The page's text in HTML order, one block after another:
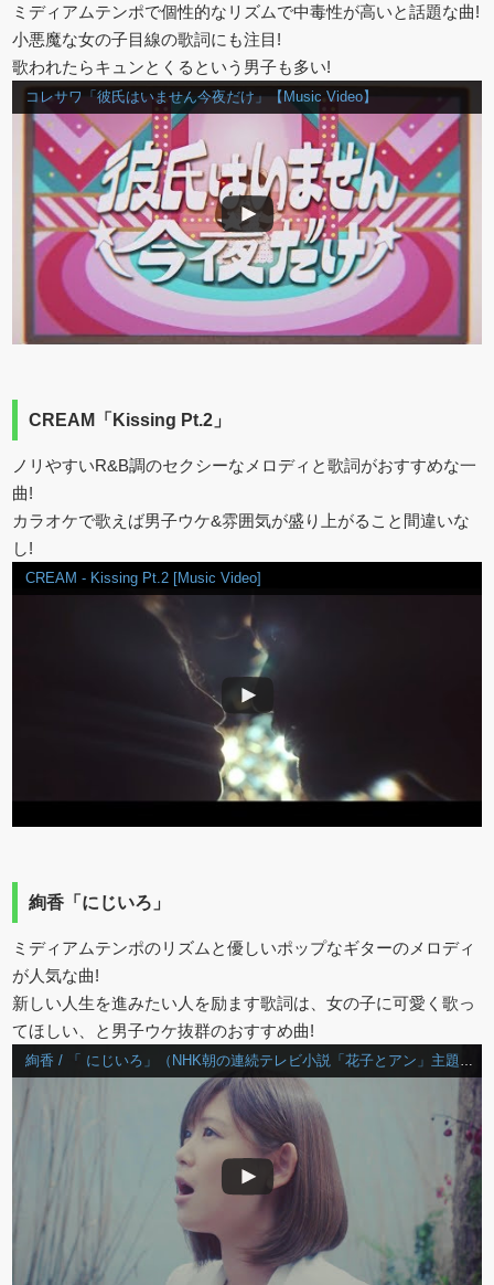
ミディアムテンポで個性的なリズムで中毒性が高いと話題な曲!
小悪魔な女の子目線の歌詞にも注目!
歌われたらキュンとくるという男子も多い!
コレサワ「彼氏はいません今夜だけ」【Music Video】
CREAM「Kissing Pt.2」
ノリやすいR&B調のセクシーなメロディと歌詞がおすすめな一
曲!
カラオケで歌えば男子ウケ&雰囲気が盛り上がること間違いな
し!
CREAM - Kissing Pt.2 [Music Video]
絢香「にじいろ」
ミディアムテンポのリズムと優しいポップなギターのメロディ
が人気な曲!
新しい人生を進みたい人を励ます歌詞は、女の子に可愛く歌っ
てほしい、と男子ウケ抜群のおすすめ曲!